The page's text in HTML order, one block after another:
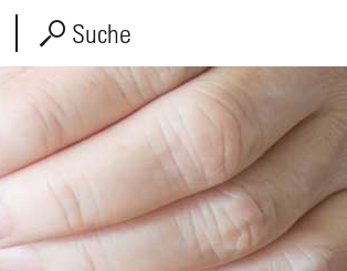
Suche